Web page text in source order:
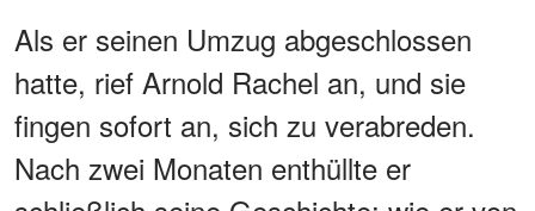
Als er seinen Umzug abgeschlossen
hatte, rief Arnold Rachel an, und sie
fingen sofort an, sich zu verabreden.
Nach zwei Monaten enthüllte er